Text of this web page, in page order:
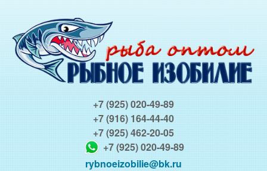
+7 (925) 020-49-89
+7 (916) 164-44-40
+7 (925) 462-20-05
+7 (925) 020-49-89
rybnoeizobilie@bk.ru